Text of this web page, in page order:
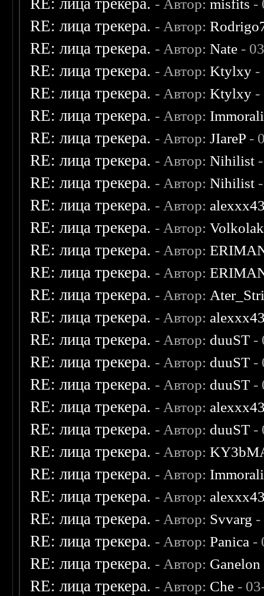
RE: лица трекера. - Автор:misfits -
RE: лица трекера. - Автор:
RE: лица трекера. - Автор:Nate -
RE: лица трекера. - Автор:Ktylxy -
RE: лица трекера. - Автор:Ktylxy -
RE: лица трекера. - Автор:
RE: лица трекера. - Автор:JIareP -
RE: лица трекера. - Автор:Nihilist
RE: лица трекера. - Автор:Nihilist
RE: лица трекера. - Автор:
RE: лица трекера. - Автор:Volkolak
RE: лица трекера. - Автор:
RE: лица трекера. - Автор:
RE: лица трекера. - Автор:
RE: лица трекера. - Автор:
RE: лица трекера. - Автор: duuST -
RE: лица трекера. - Автор: duuST -
RE: лица трекера. - Автор: duuST -
RE: лица трекера. - Автор:
RE: лица трекера. - Автор: duuST -
RE: лица трекера. - Автор:
RE: лица трекера. - Автор:
RE: лица трекера. - Автор:
RE: лица трекера. - Автор: Svvarg -
RE: лица трекера. - Автор:Panica -
RE: лица трекера. - Автор: Ganelon
RE: лица трекера. - Автор: Che -